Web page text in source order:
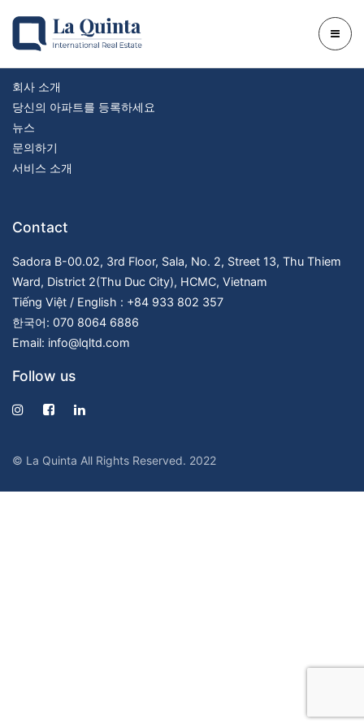
Company
회사 소개
당신의 아파트를 등록하세요
뉴스
문의하기
서비스 소개
Contact
Sadora B-00.02, 3rd Floor, Sala, No. 2, Street 13, Thu Thiem
Ward, District 2(Thu Duc City), HCMC, Vietnam
Tiếng Việt / English : +84 933 802 357
한국어: 070 8064 6886
Email: info@lqltd.com
Follow us
© La Quinta All Rights Reserved. 2022